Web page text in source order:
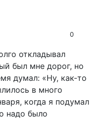
0
откладывал
был мне дорог, но
думал: «Ну, как-то
в много
когда я подумал
надо было